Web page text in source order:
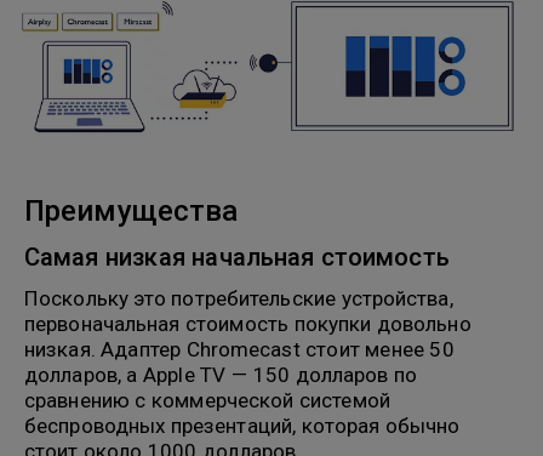
Преимущества
Самая низкая начальная стоимость
Поскольку это потребительские устройства,
первоначальная стоимость покупки довольно
низкая. Адаптер Chromecast стоит менее 50
долларов, а Apple TV — 150 долларов по
сравнению с коммерческой системой
беспроводных презентаций, которая обычно